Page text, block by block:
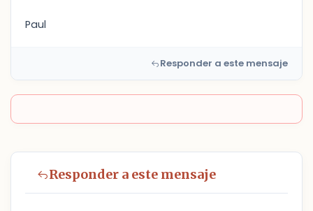
Paul
Responder a este mensaje
Responder a este mensaje